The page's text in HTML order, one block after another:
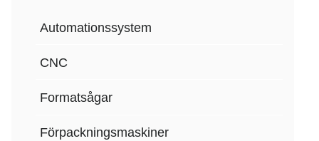
Automationssystem
CNC
Formatsågar
Förpackningsmaskiner